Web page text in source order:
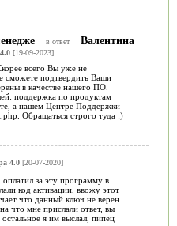
в ответ Валентина
[19-09-2023]
всего Вы уже не
сможете подтвердить Ваши
в качестве нашего ПО.
поддержка по продуктам
а нашем Центре Поддержки
Обращаться строго туда :)
4.0[20-07-2020]
за эту программу в
код активации, ввожу этот
что данный ключ не верен
что мне прислали ответ, вы
я им выслал, пипец